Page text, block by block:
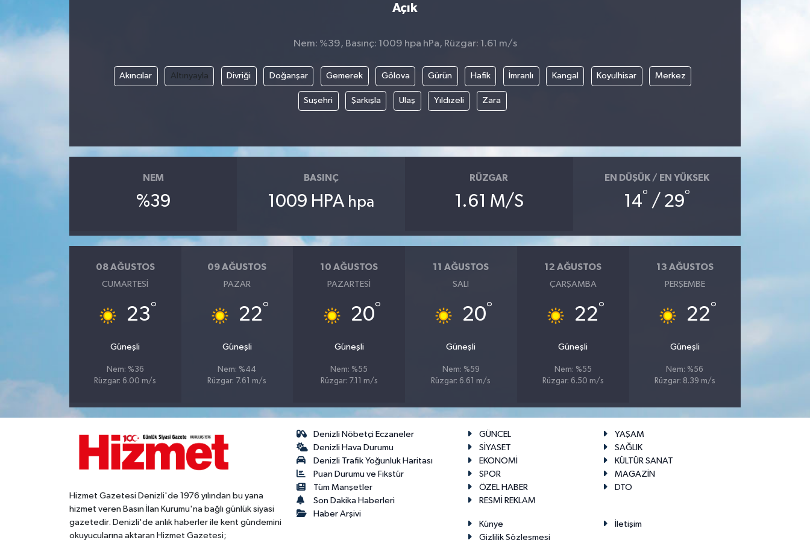
Açık
Nem: %39, Basınç: 1009 hpa hPa, Rüzgar: 1.61 m/s
Akıncılar Altınyayla Divriği Doğanşar Gemerek Gölova Gürün Hafik İmranlı Kangal Koyulhisar Merkez
Suşehri Şarkışla Ulaş Yıldızeli Zara
NEM
%39
BASINÇ
1009 HPA hpa
RÜZGAR
1.61 M/S
EN DÜŞÜK / EN YÜKSEK
14° / 29°
08 AĞUSTOS
CUMARTESI
23°
Güneşli
Nem: %36
Rüzgar: 6.00 m/s
09 AĞUSTOS
PAZAR
22°
Güneşli
Nem: %44
Rüzgar: 7.61 m/s
10 AĞUSTOS
PAZARTESI
20°
Güneşli
Nem: %55
Rüzgar: 7.11 m/s
11 AĞUSTOS
SALI
20°
Güneşli
Nem: %59
Rüzgar: 6.61 m/s
12 AĞUSTOS
ÇARŞAMBA
22°
Güneşli
Nem: %55
Rüzgar: 6.50 m/s
13 AĞUSTOS
PERŞEMBE
22°
Güneşli
Nem: %56
Rüzgar: 8.39 m/s
Hizmet Gazetesi Denizli'de 1976 yılından bu yana
hizmet veren Basın İlan Kurumu'na bağlı günlük siyasi
gazetedir. Denizli'de anlık haberler ile kent gündemini
okuyucularına aktaran Hizmet Gazetesi;
Denizli Nöbetçi Eczaneler
Denizli Hava Durumu
Denizli Trafik Yoğunluk Haritası
Puan Durumu ve Fikstür
Tüm Manşetler
Son Dakika Haberleri
Haber Arşivi
GÜNCEL
YAŞAM
SİYASET
SAĞLIK
EKONOMİ
KÜLTÜR SANAT
SPOR
MAGAZİN
ÖZEL HABER
DTO
RESMİ REKLAM
Künye
İletişim
Gizlilik Sözleşmesi
ÖZEL HABER